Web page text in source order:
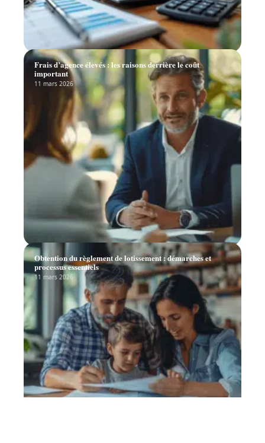
Frais d’agence élevés : les raisons derrière le coût
important
11 mars 2026
Obtention du règlement de lotissement : démarches et
processus essentiels
11 mars 2026